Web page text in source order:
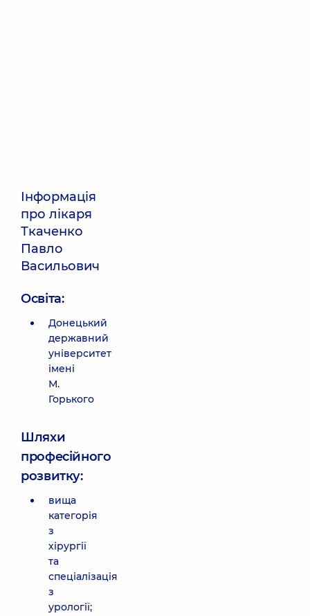
Інформація
про лікаря
Ткаченко
Павло
Васильович
Освіта:
Донецький
державний
університет
імені
М.
Горького
Шляхи
професійного
розвитку:
вища
категорія
з
хірургії
та
спеціалізація
з
урології;